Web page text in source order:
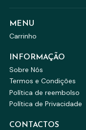
MENU
Carrinho
INFORMAÇÃO
Sobre Nós
Termos e Condições
Política de reembolso
Política de Privacidade
CONTACTOS